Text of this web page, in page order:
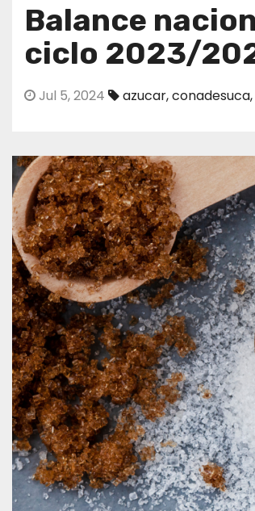
Balance
ciclo 2023/
Jul 5, 2024 azucar,conadesuca,